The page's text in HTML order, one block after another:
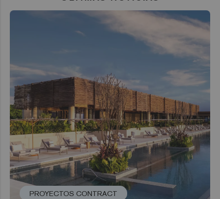
PROYECTOS CONTRACT